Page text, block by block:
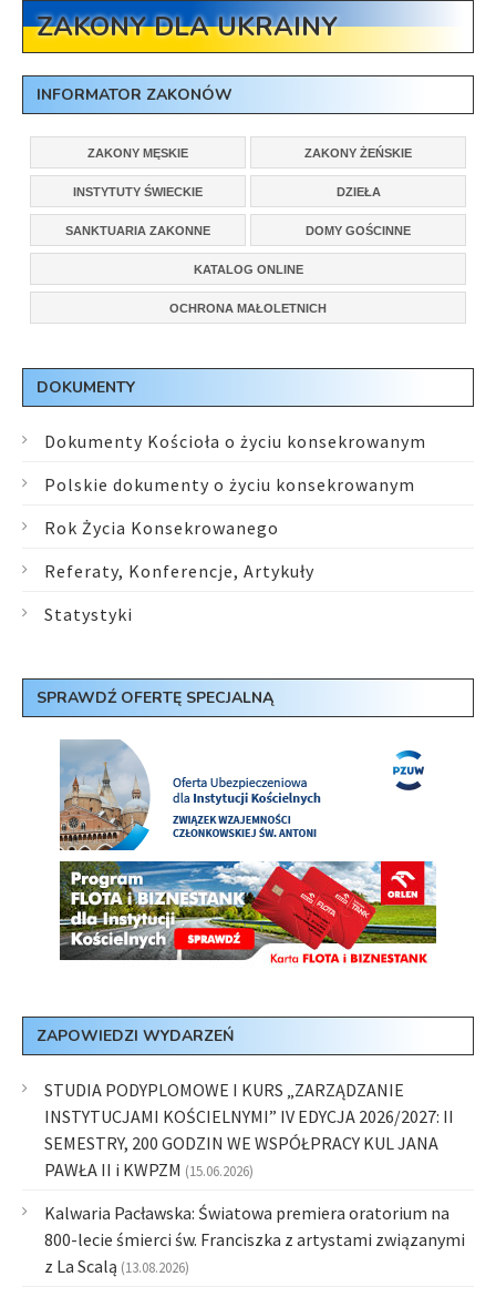
ZAKONY DLA UKRAINY
INFORMATOR ZAKONÓW
ZAKONY MĘSKIE ZAKONY ŻEŃSKIE
INSTYTUTY ŚWIECKIE DZIEŁA
SANKTUARIA ZAKONNE DOMY GOŚCINNE
KATALOG ONLINE
OCHRONA MAŁOLETNICH
DOKUMENTY
Dokumenty Kościoła o życiu konsekrowanym
Polskie dokumenty o życiu konsekrowanym
Rok Życia Konsekrowanego
Referaty, Konferencje, Artykuły
Statystyki
SPRAWDŹ OFERTĘ SPECJALNĄ
ZAPOWIEDZI WYDARZEŃ
STUDIA PODYPLOMOWE I KURS „ZARZĄDZANIE
INSTYTUCJAMI KOŚCIELNYMI” IV EDYCJA 2026/2027: II
SEMESTRY, 200 GODZIN WE WSPÓŁPRACY KUL JANA
PAWŁA II i KWPZM (15.06.2026)
Kalwaria Pacławska: Światowa premiera oratorium na
800-lecie śmierci św. Franciszka z artystami związanymi
z La Scalą (13.08.2026)